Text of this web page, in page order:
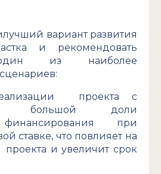
вариант развития
и рекомендовать
из наиболее
проекта с
большой доли
финансирования при
ставке, что повлияет на
проекта и увеличит срок